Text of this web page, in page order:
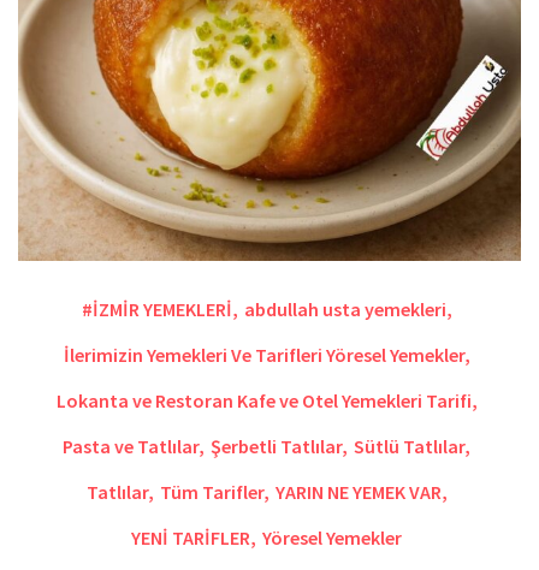
#İZMİR YEMEKLERİ, abdullah usta yemekleri,
İlerimizin Yemekleri Ve Tarifleri Yöresel Yemekler,
Lokanta ve Restoran Kafe ve Otel Yemekleri Tarifi,
Pasta ve Tatlılar, Şerbetli Tatlılar, Sütlü Tatlılar,
Tatlılar, Tüm Tarifler, YARIN NE YEMEK VAR,
YENİ TARİFLER, Yöresel Yemekler